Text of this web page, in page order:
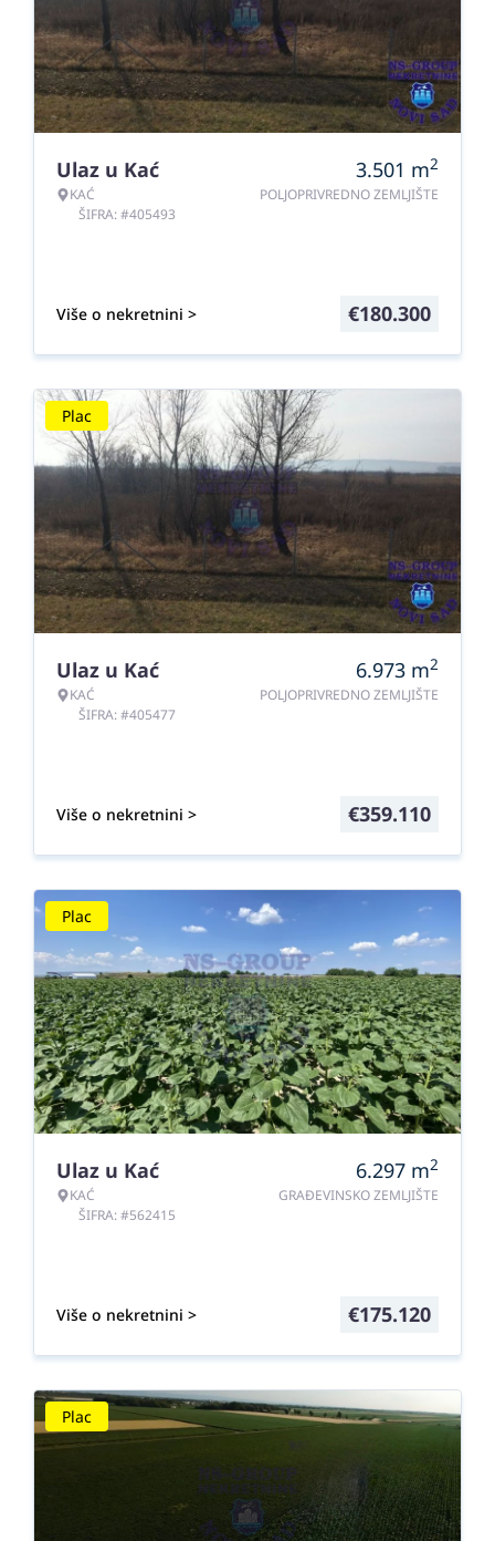
Ulaz u Kać
KAĆ
ŠIFRA: #405493
3.501 m2
POLJOPRIVREDNO ZEMLJIŠTE
Više o nekretnini > €180.300
Plac
Ulaz u Kać
KAĆ
ŠIFRA: #405477
6.973 m2
POLJOPRIVREDNO ZEMLJIŠTE
Više o nekretnini > €359.110
Plac
Ulaz u Kać
KAĆ
ŠIFRA: #562415
6.297 m2
GRAĐEVINSKO ZEMLJIŠTE
Više o nekretnini > €175.120
Plac